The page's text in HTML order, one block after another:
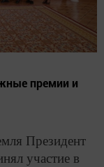
премии и
Президент
участие в